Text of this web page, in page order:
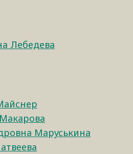
Лебедева
Маруськина